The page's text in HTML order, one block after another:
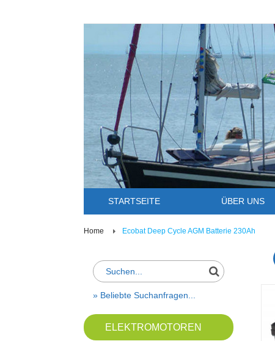
STARTSEITE ÜBER UNS
Home Ecobat Deep Cycle AGM Batterie 230Ah
Suche
» Beliebte Suchanfragen...
ELEKTROMOTOREN